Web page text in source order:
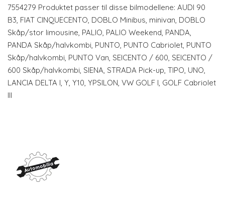
7554279 Produktet passer til disse bilmodellene: AUDI 90
B3, FIAT CINQUECENTO, DOBLO Minibus, minivan, DOBLO
Skåp/stor limousine, PALIO, PALIO Weekend, PANDA,
PANDA Skåp/halvkombi, PUNTO, PUNTO Cabriolet, PUNTO
Skåp/halvkombi, PUNTO Van, SEICENTO / 600, SEICENTO /
600 Skåp/halvkombi, SIENA, STRADA Pick-up, TIPO, UNO,
LANCIA DELTA I, Y, Y10, YPSILON, VW GOLF I, GOLF Cabriolet
III